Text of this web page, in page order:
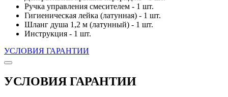
Ручка управления смесителем - 1 шт.
Гигиеническая лейка (латунная) - 1 шт.
Шланг душа 1,2 м (латунный) - 1 шт.
Инструкция - 1 шт.
УСЛОВИЯ ГАРАНТИИ
УСЛОВИЯ ГАРАНТИИ